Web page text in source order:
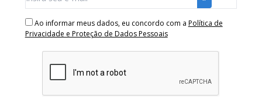
Ao informar meus dados, eu concordo com a Política de
Privacidade e Proteção de Dados Pessoais